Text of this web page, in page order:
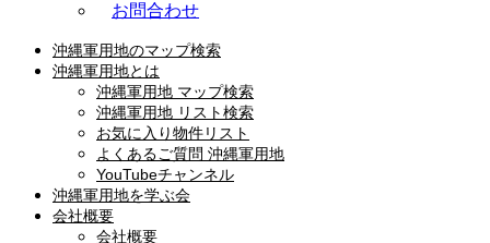
お問合わせ
沖縄軍用地のマップ検索
沖縄軍用地とは
沖縄軍用地 マップ検索
沖縄軍用地 リスト検索
お気に入り物件リスト
よくあるご質問 沖縄軍用地
YouTubeチャンネル
沖縄軍用地を学ぶ会
会社概要
会社概要